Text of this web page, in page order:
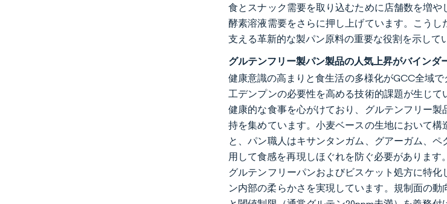
食とスナック需要を取り込むために店舗数を増
酵素溶液需要をさらに押し上げています。こう
支える革新的な製パン原料の重要な役割を示して
グルテンフリー製パン製品の人気上昇がバインダ
健康意識の高まりと食生活の多様化がGCC全域
工デンプンの必要性を高める技術的課題が生じ
健康的な食事を心がけており、グルテンフリー
持を集めています。小麦ベースの生地において
と、パン職人はキサンタンガム、グアーガム、
用して食感を再現しほぐれを防ぐ必要があります
グルテンフリーパンおよびビスケット処方に特
ン内部の柔らかさを実現しています。規制面の